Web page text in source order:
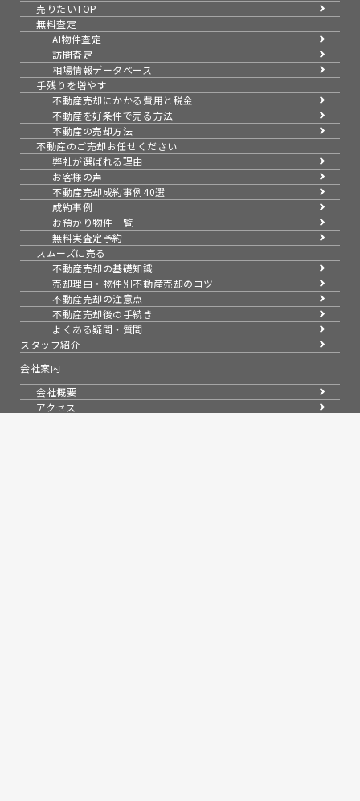
売りたいTOP
無料査定
AI物件査定
訪問査定
相場情報データベース
手残りを増やす
不動産売却にかかる費用と税金
不動産を好条件で売る方法
不動産の売却方法
不動産のご売却お任せください
弊社が選ばれる理由
お客様の声
不動産売却成約事例40選
成約事例
お預かり物件一覧
無料実査定予約
スムーズに売る
不動産売却の基礎知識
売却理由・物件別不動産売却のコツ
不動産売却の注意点
不動産売却後の手続き
よくある疑問・質問
スタッフ紹介
会社案内
会社概要
アクセス